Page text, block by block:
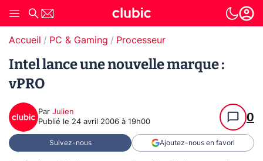
Accueil PC & Gaming Processeur
Intel lance une nouvelle marque :
vPRO
Par Julien
Publié le 24 avril 2006 à 19h00 0
Suivez-nous Ajoutez-nous en favori